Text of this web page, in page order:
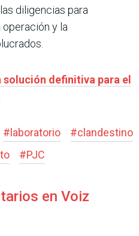
diligencias para
y la
solución definitiva para el
#laboratorio #clandestino
#PJC
en Voiz